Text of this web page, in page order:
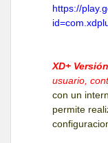
https://
XD+
usuario,
con un
permite